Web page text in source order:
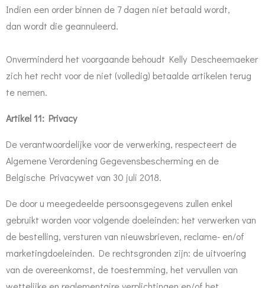
Indien een order binnen de 7 dagen niet betaald wordt,
dan wordt die geannuleerd.
Onverminderd het voorgaande behoudt Kelly Descheemaeker
zich het recht voor de niet (volledig) betaalde artikelen terug
te nemen.
Artikel 11: Privacy
De verantwoordelijke voor de verwerking, respecteert de
Algemene Verordening Gegevensbescherming en de
Belgische Privacywet van 30 juli 2018.
De door u meegedeelde persoonsgegevens zullen enkel
gebruikt worden voor volgende doeleinden: het verwerken van
de bestelling, versturen van nieuwsbrieven, reclame- en/of
marketingdoeleinden. De rechtsgronden zijn: de uitvoering
van de overeenkomst, de toestemming, het vervullen van